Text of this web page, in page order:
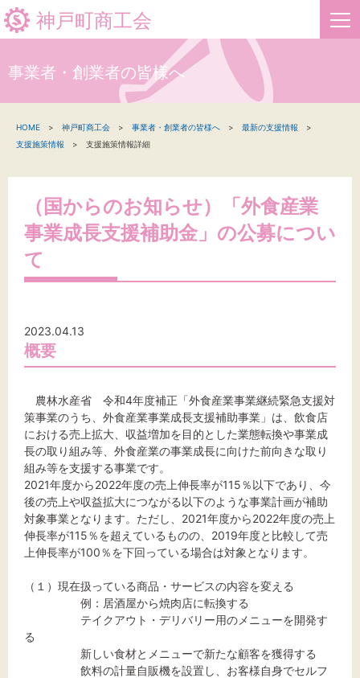
神戸町商工会
新着情報
関係機関の方へ
神戸町商工会について
背景色
黒 白 黄
事業者・創業者の皆様へ
HOME 神戸町商工会 事業者・創業者の皆様へ
最新の支援情報
支援施策情報
支援施策情報詳細
（国からのお知らせ）「外食産業
事業成長支援補助金」の公募につい
て
2023.04.13
概要
農林水産省 令和4年度補正「外食産業事業継続緊急支援対
策事業のうち、外食産業事業成長支援補助事業」は、飲食店
における売上拡大、収益増加を目的とした業態転換や事業成
長の取り組み等、外食産業の事業成長に向けた前向きな取り
組み等を支援する事業です。
2021年度から2022年度の売上伸長率が115％以下であり、今
後の売上や収益拡大につながる以下のような事業計画が補助
対象事業となります。ただし、2021年度から2022年度の売上
伸長率が115％を超えているものの、2019年度と比較して売
上伸長率が100％を下回っている場合は対象となります。
（１）現在扱っている商品・サービスの内容を変える
例：居酒屋から焼肉店に転換する
テイクアウト・デリバリー用のメニューを開発す
る
新しい食材とメニューで新たな顧客を獲得する
飲料の計量自販機を設置し、お客様自身でセルフ